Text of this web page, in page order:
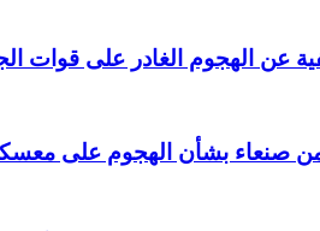
عن الهجوم الغادر على
من صنعاء بشأن الهجوم على